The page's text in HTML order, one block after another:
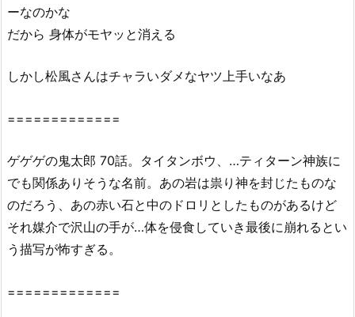
あ
る？
『ゲ
ゲ
鬼
太
郎
(第
作)
0
ーなのかな
だから 身体がモヤッと消える
しかし松風さんはチャラいダメなヤツ上手いなあ
=============
ゲゲゲの鬼太郎 70話。タイタンボウ、…ティターン神族に
でも関係ありそうな名前。あの岩は祟り神を封じたものな
のだろう、あの赤い石と中のドロリとしたものがあるけど
それ媒介で沢山の手が…体を侵食していき最後に崩れるとい
う描写が怖すぎる。
=============